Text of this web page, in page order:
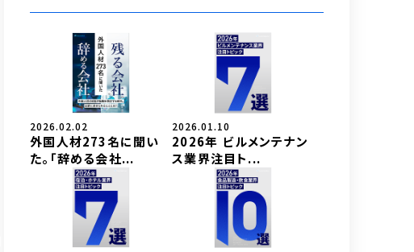
2026.02.02
外国人材273名に聞い
た。「辞める会社...
2026.01.10
2026年 ビルメンテナン
ス業界注目ト...